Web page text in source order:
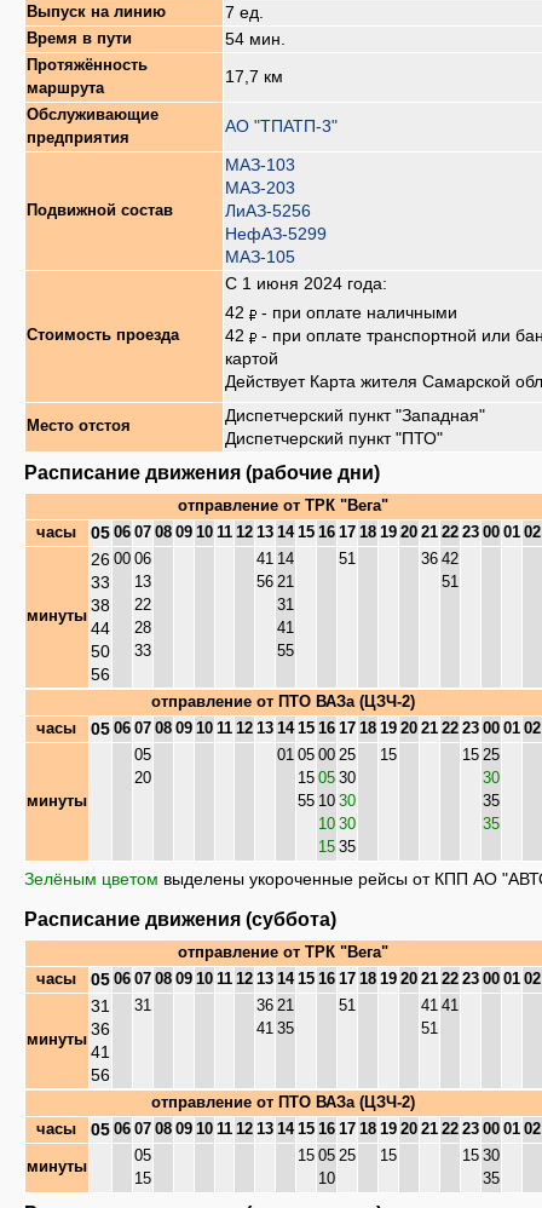
Выпуск на линию 7 ед.
Время в пути 54 мин.
Протяжённость
маршрута
17,7 км
Обслуживающие
предприятия
АО "ТПАТП-3"
Подвижной состав
МАЗ-103
МАЗ-203
ЛиАЗ-5256
НефАЗ-5299
МАЗ-105
Стоимость проезда
С 1 июня 2024 года:
42
- при оплате наличными
42
- при оплате транспортной или
картой
Действует Карта жителя Самарской
Место отстоя
Диспетчерский пункт "Западная"
Диспетчерский пункт "ПТО"
Расписание движения (рабочие дни)
отправление от ТРК "Вега"
часы
05 06 07 08 09 10 11 12 13 14 15 16 17 18 19 20 21 22 23 00 01 02
минуты
26
33
38
44
50
56
00 06
13
22
28
33
41
56
14
21
31
41
55
51 36 42
51
отправление от ПТО ВАЗа (ЦЗЧ-2)
часы
05 06 07 08 09 10 11 12 13 14 15 16 17 18 19 20 21 22 23 00 01 02
минуты
05
20
01 05
15
55
00
05
10
10
15
25
30
30
30
35
15 15 25
30
35
35
Зелёным цветом выделены укороченные рейсы от КПП АО
Расписание движения (суббота)
отправление от ТРК "Вега"
часы
05 06 07 08 09 10 11 12 13 14 15 16 17 18 19 20 21 22 23 00 01 02
минуты
31
36
41
56
31
36
41
21
35
51
41
51
41
отправление от ПТО ВАЗа (ЦЗЧ-2)
часы
05 06 07 08 09 10 11 12 13 14 15 16 17 18 19 20 21 22 23 00 01 02
минуты
05
15
15 05
10
25 15 15 30
35